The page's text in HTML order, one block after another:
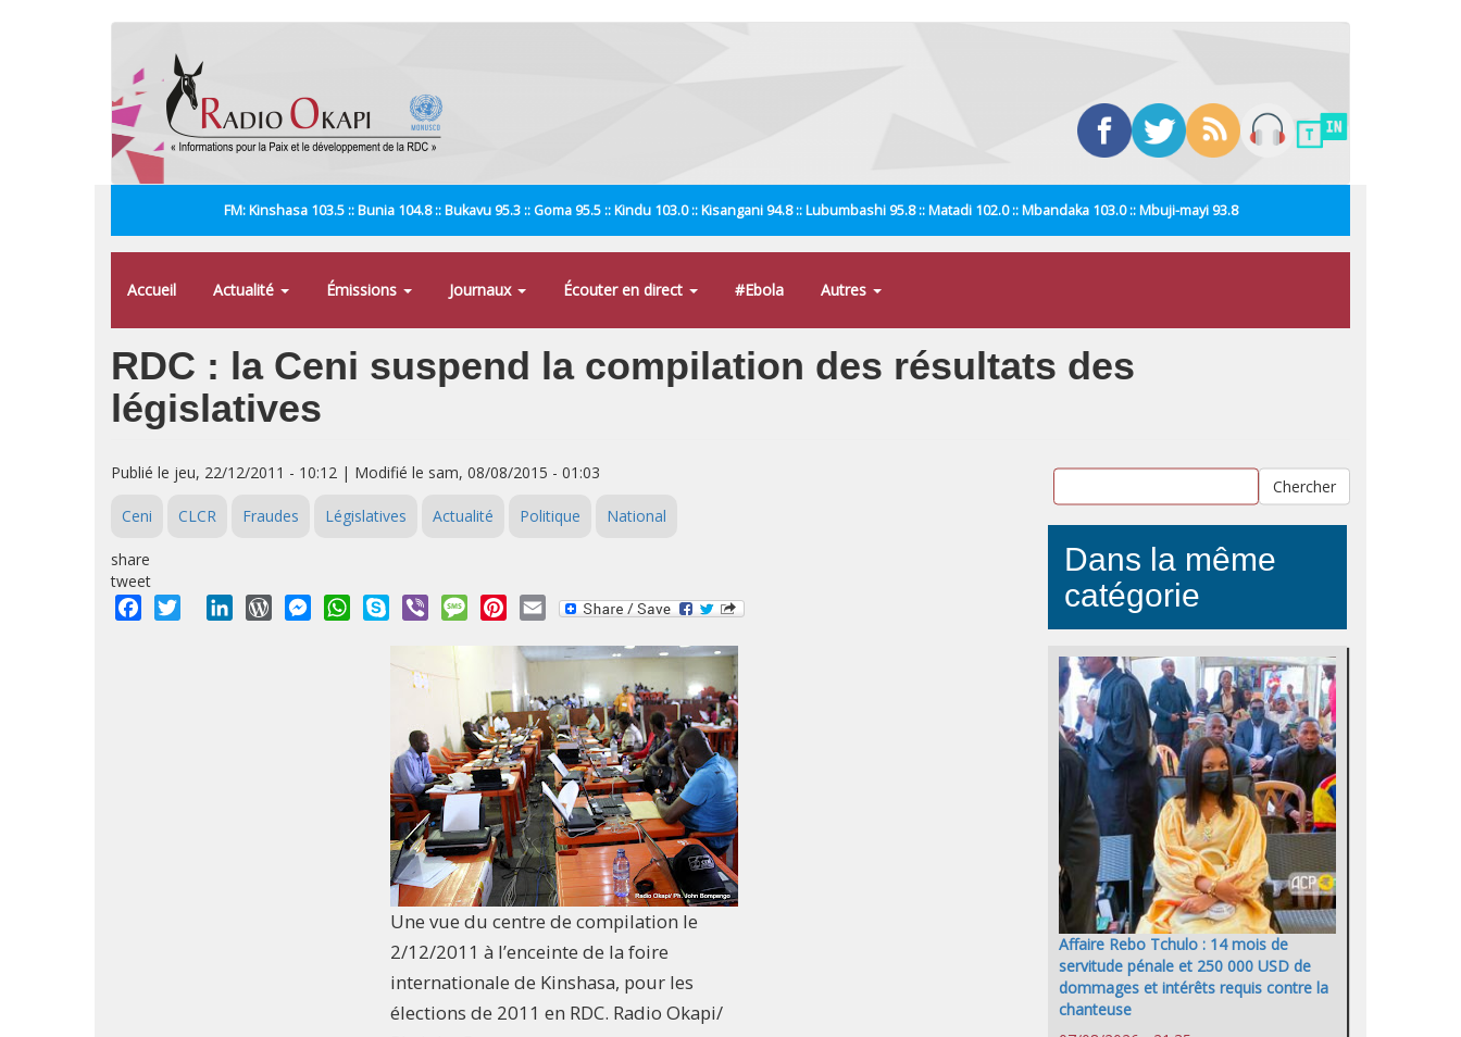
FM: Kinshasa 103.5 :: Bunia 104.8 :: Bukavu 95.3 :: Goma 95.5 :: Kindu 103.0 :: Kisangani 94.8 :: Lubumbashi 95.8 :: Matadi 102.0 :: Mbandaka 103.0 :: Mbuji-mayi 93.8
Accueil Actualité Émissions Journaux Écouter en direct #Ebola Autres
RDC : la Ceni suspend la compilation des résultats des
législatives
Publié le jeu, 22/12/2011 - 10:12 | Modifié le sam, 08/08/2015 - 01:03
Ceni CLCR Fraudes Législatives Actualité Politique National
share
tweet
Facebook
Twitter LinkedInWordPressMessengerWhatsApp
Skype Viber MessagePinterest
Email
Une vue du centre de compilation le
2/12/2011 à l’enceinte de la foire
internationale de Kinshasa, pour les
élections de 2011 en RDC. Radio Okapi/
Chercher
Dans la même
catégorie
Affaire Rebo Tchulo : 14 mois de
servitude pénale et 250 000 USD de
dommages et intérêts requis contre la
chanteuse